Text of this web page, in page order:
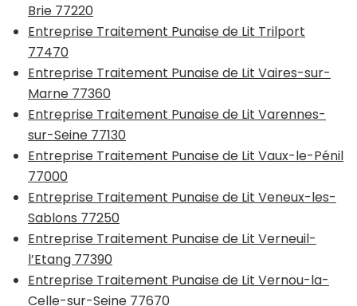
Brie 77220
Entreprise Traitement Punaise de Lit Trilport
77470
Entreprise Traitement Punaise de Lit Vaires-sur-
Marne 77360
Entreprise Traitement Punaise de Lit Varennes-
sur-Seine 77130
Entreprise Traitement Punaise de Lit Vaux-le-Pénil
77000
Entreprise Traitement Punaise de Lit Veneux-les-
Sablons 77250
Entreprise Traitement Punaise de Lit Verneuil-
l’Etang 77390
Entreprise Traitement Punaise de Lit Vernou-la-
Celle-sur-Seine 77670